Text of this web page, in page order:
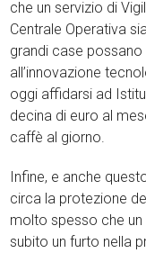
che un servizio di
Centrale Operativa
grandi case possano
all’innovazione
oggi affidarsi ad
decina di euro al
caffè al giorno.
Infine, e anche
circa la protezione
molto spesso che
subito un furto nella